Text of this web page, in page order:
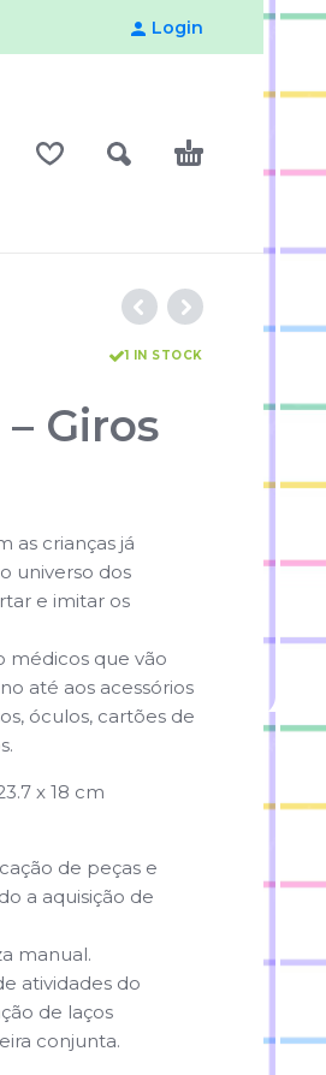
Login
1 IN STOCK
Giros
as crianças já
universo dos
e imitar os
médicos que vão
até aos acessórios
óculos, cartões de
x 18 cm
de peças e
a aquisição de
manual.
atividades do
de laços
conjunta.